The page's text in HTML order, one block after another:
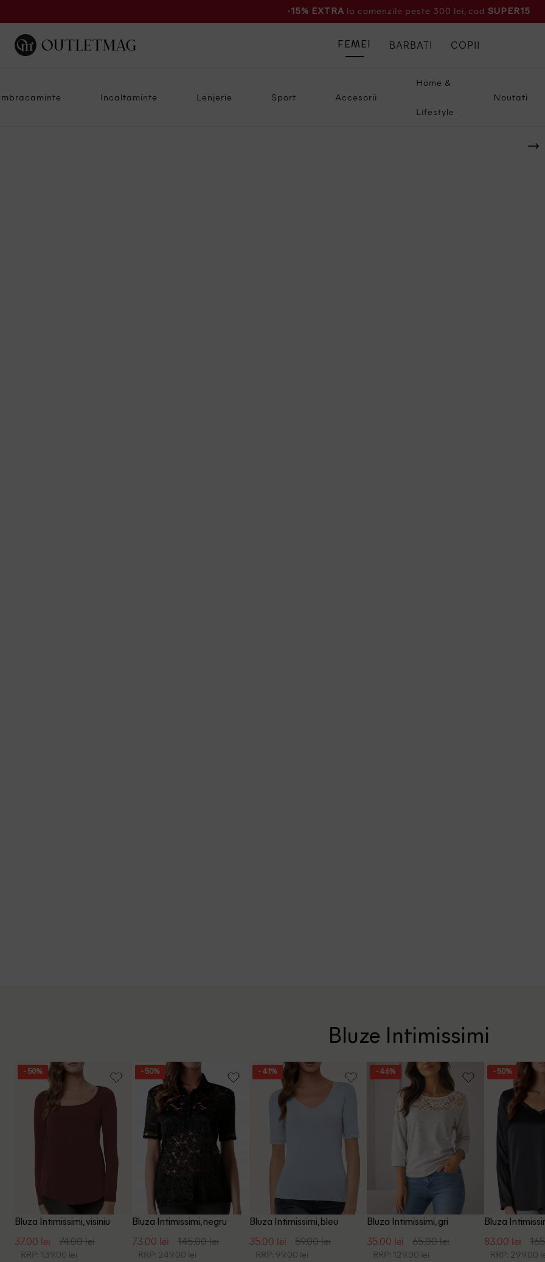
-15% EXTRA la comenzile peste 300 lei, cod SUPER15
Incaltaminte Lenjerie Sport Accesorii
Home &
Lifestyle
Noutati
FEMEI BARBATI COPII
Bluze Intimissimi
- 50%
Bluza Intimissimi, visiniu
37.00 lei 74.00 lei
RRP: 139.00 lei
- 50%
Bluza Intimissimi, negru
73.00 lei 145.00 lei
RRP: 249.00 lei
- 41%
Bluza Intimissimi, bleu
35.00 lei 59.00 lei
RRP: 99.00 lei
- 46%
Bluza Intimissimi, gri
35.00 lei 65.00 lei
RRP: 129.00 lei
- 50%
Bluza
83.00 lei
RRP: 299.00